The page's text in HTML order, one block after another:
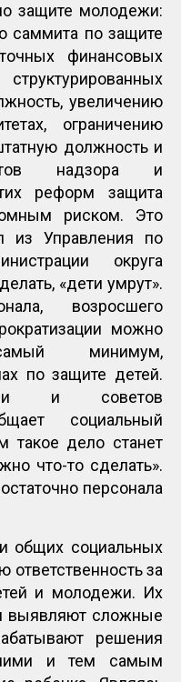
защите молодежи:
саммита по защите
финансовых
увеличению
ограничению
должность и
надзора и
реформ защита
риском. Это
из Управления по
округа
«дети умрут».
возросшего
можно
минимум,
по защите детей.
и советов
социальный
такое дело станет
что-то сделать».
персонала
общих социальных
ответственность за
и молодежи. Их
выявляют сложные
решения
и тем самым